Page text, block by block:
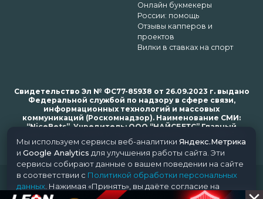
Онлайн букмекеры
России: помощь
Отзывы капперов и
проектов
Вилки в ставках на спорт
Свидетельство Эл № ФС77-85938 от 26.09.2023 г. выдано
Федеральной службой по надзору в сфере связи,
информационных технологий и массовых
коммуникаций (Роскомнадзор). Наименование СМИ:
“NiceBets”. Учредитель: ООО “НАЙСБЕТС” Главный
bets.ru
© 2018-2024 NiceBets. 18+
Мы используем сервисы веб-аналитики Яндекс.Метрика
и Google Analytics для улучшения работы сайта. Эти
сервисы собирают данные о вашем поведении на сайте
в соответствии с Политикой обработки персональных
данных . Нажимая «Принять», вы даёте согласие на